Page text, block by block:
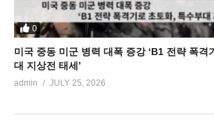
0
미국 중동 미군 병력 대폭 증강 ‘B1 전략 폭격
대 지상전 태세’
admin JULY 25, 2026